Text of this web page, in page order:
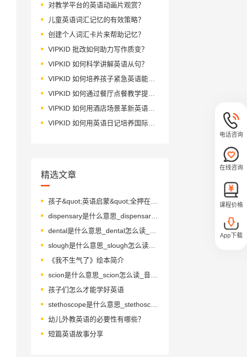
对教学平台的英语动画片观赏？
儿童英语词汇记忆的有效策略？
创建个人词汇卡片来帮助记忆？
VIPKID 批改如何助力写作质变？
VIPKID 如何科学讲解英语从句？
VIPKID 如何培养孩子紧急英语能力？
VIPKID 如何通过餐厅点餐教学提升少儿英语应用能力？
VIPKID 如何用酒店场景革新英语教学？
VIPKID 如何用英语日记培养国际化人才？
精选文章
孩子&quot;英语启蒙&quot;全押在学校身上？别的爸妈早就这么做了…
dispensary是什么意思_dispensary怎么读_音标dɪ'spensərɪ
slough是什么意思_slough怎么读_音标slaʊ
《我不生气了》绘本简介
scion是什么意思_scion怎么读_音标ˈsaɪən
孩子们怎么才能学好英语
stethoscope是什么意思_stethoscope怎么读_音标ˈsteθəskəʊp
幼儿外教英语的必要性有哪些？
短篇英语故事分享
电话咨询
在线咨询
课程价格
App下载